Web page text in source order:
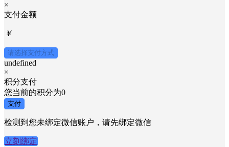
×
支付金额
￥
请选择支付方式
undefined
×
积分支付
您当前的积分为0
支付
检测到您未绑定微信账户，请先绑定微信
立刻绑定